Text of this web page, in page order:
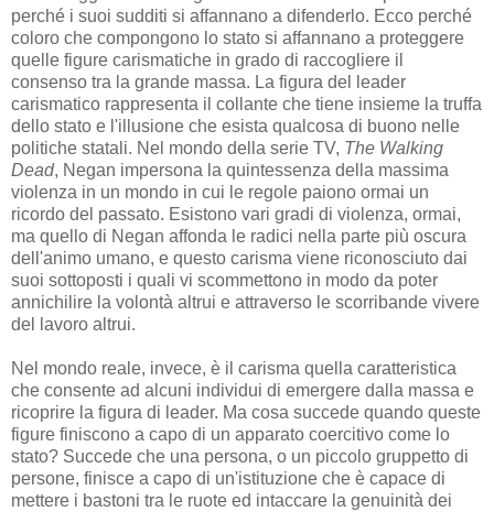
perché i suoi sudditi si affannano a difenderlo. Ecco perché
coloro che compongono lo stato si affannano a proteggere
quelle figure carismatiche in grado di raccogliere il
consenso tra la grande massa. La figura del leader
carismatico rappresenta il collante che tiene insieme la truffa
dello stato e l'illusione che esista qualcosa di buono nelle
politiche statali. Nel mondo della serie TV, The Walking
Dead, Negan impersona la quintessenza della massima
violenza in un mondo in cui le regole paiono ormai un
ricordo del passato. Esistono vari gradi di violenza, ormai,
ma quello di Negan affonda le radici nella parte più oscura
dell'animo umano, e questo carisma viene riconosciuto dai
suoi sottoposti i quali vi scommettono in modo da poter
annichilire la volontà altrui e attraverso le scorribande vivere
del lavoro altrui.
Nel mondo reale, invece, è il carisma quella caratteristica
che consente ad alcuni individui di emergere dalla massa e
ricoprire la figura di leader. Ma cosa succede quando queste
figure finiscono a capo di un apparato coercitivo come lo
stato? Succede che una persona, o un piccolo gruppetto di
persone, finisce a capo di un'istituzione che è capace di
mettere i bastoni tra le ruote ed intaccare la genuinità dei